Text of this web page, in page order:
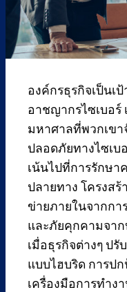
องค์กรธุรกิจเป็นเ
อาชญากรไซเบอ
มหาศาลที่พวกเข
ปลอดภัยทางไซเบ
เน้นไปที่การรักษ
ปลายทาง โครงส
ข่ายภายในจากก
และภัยคุกคามจา
เมื่อธุรกิจต่างๆ ป
แบบไฮบริด การปก
เครื่องมือการทำง